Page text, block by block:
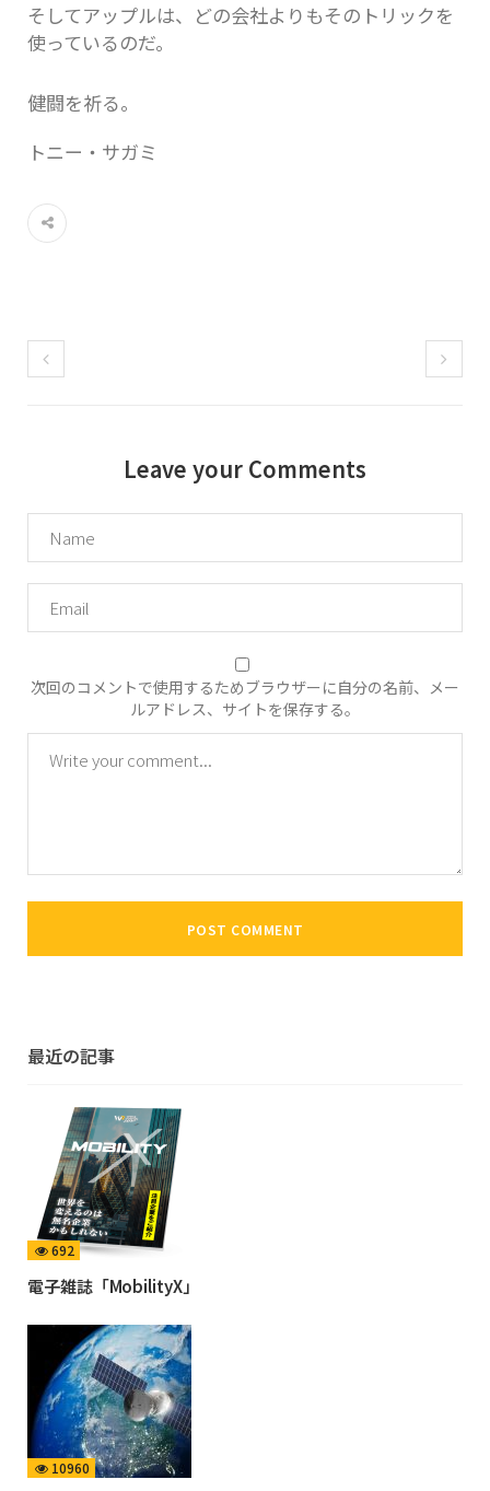
そしてアップルは、どの会社よりもそのトリックを
使っているのだ。
健闘を祈る。
トニー・サガミ
Leave your Comments
次回のコメントで使用するためブラウザーに自分の名前、メー
ルアドレス、サイトを保存する。
最近の記事
692
電子雑誌「MobilityX」
10960